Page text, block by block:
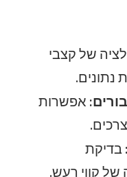
של קצבי
אפשרות
בדיקת
של קווי רעש.